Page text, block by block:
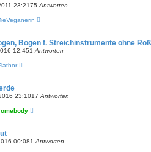
23:2175 Antworten
Bögen f. Streichinstrumente ohne
12:451 Antworten
23:1017 Antworten
00:081 Antworten